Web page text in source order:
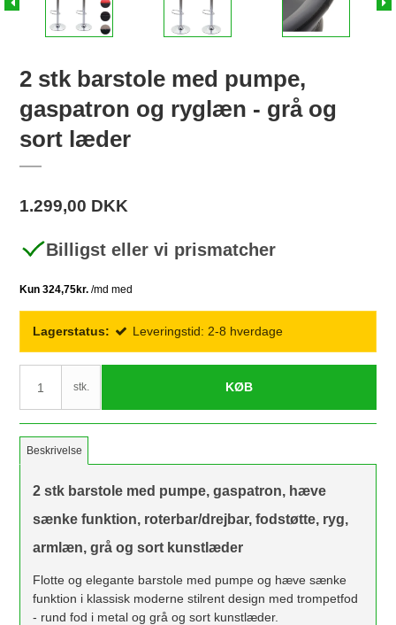
2 stk barstole med pumpe,
gaspatron og ryglæn - grå og
sort læder
1.299,00 DKK
Billigst eller vi prismatcher
Lagerstatus: Leveringstid: 2-8 hverdage
stk. KØB
Beskrivelse
2 stk barstole med pumpe, gaspatron, hæve
sænke funktion, roterbar/drejbar, fodstøtte, ryg,
armlæn, grå og sort kunstlæder
Flotte og elegante barstole med pumpe og hæve sænke
funktion i klassisk moderne stilrent design med trompetfod
- rund fod i metal og grå og sort kunstlæder.